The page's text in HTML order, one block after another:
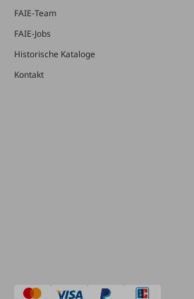
FAIE-Team
FAIE-Jobs
Historische Kataloge
Kontakt